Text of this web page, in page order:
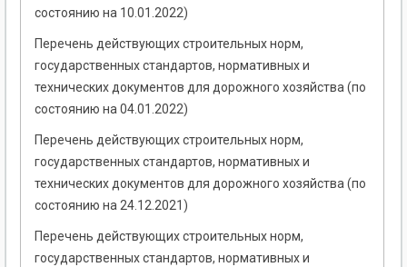
состоянию на 10.01.2022)
Перечень действующих строительных норм,
государственных стандартов, нормативных и
технических документов для дорожного хозяйства (по
состоянию на 04.01.2022)
Перечень действующих строительных норм,
государственных стандартов, нормативных и
технических документов для дорожного хозяйства (по
состоянию на 24.12.2021)
Перечень действующих строительных норм,
государственных стандартов, нормативных и